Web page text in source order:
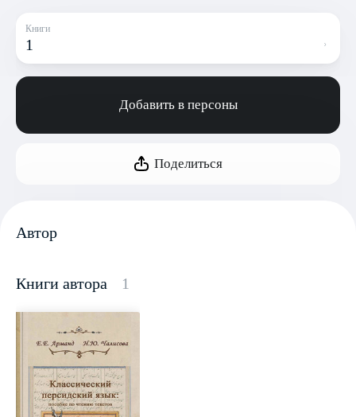
Книги
1
Добавить в персоны
Поделиться
Автор
Книги автора 1